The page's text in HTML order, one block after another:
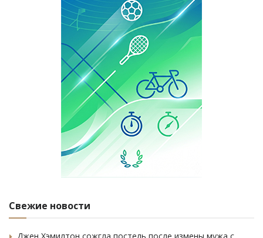
Свежие новости